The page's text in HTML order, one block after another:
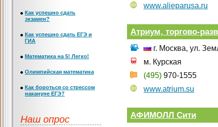
www.alieparusa.ru
Атриум, торгово-
г. Москва, ул.
м. Курская
(495) 970-1555
www.atrium.su
АФИМОЛЛ Сити
Как успешно сдать
экзамен?
Как успешно сдать ЕГЭ и
ГИА
Математика на 5! Легко!
Олимпийская математика
Как бороться со стрессом
накануне ЕГЭ?
Наш опрос